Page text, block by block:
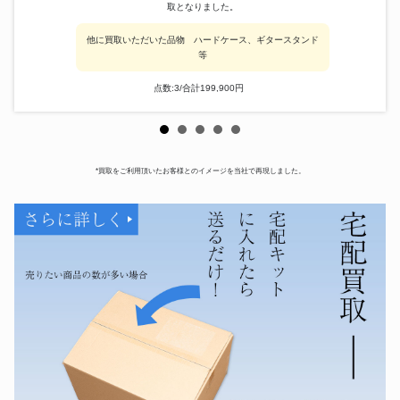
取となりました。
他に買取いただいた品物 ハードケース、ギタースタンド
等
点数:3/合計199,900円
*買取をご利用頂いたお客様とのイメージを当社で再現しました。